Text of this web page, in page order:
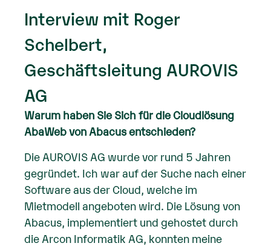
Interview mit Roger
Schelbert,
Geschäftsleitung AUROVIS
AG
Warum haben Sie Sich für die Cloudlösung
AbaWeb von Abacus entschieden?
Die AUROVIS AG wurde vor rund 5 Jahren
gegründet. Ich war auf der Suche nach einer
Software aus der Cloud, welche im
Mietmodell angeboten wird. Die Lösung von
Abacus, implementiert und gehostet durch
die Arcon Informatik AG, konnten meine